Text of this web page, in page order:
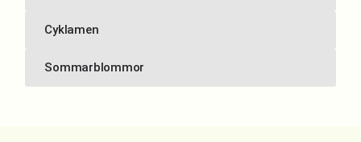
Cyklamen
Sommarblommor